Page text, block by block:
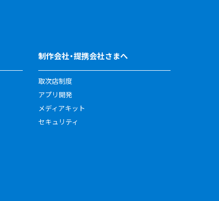
制作会社・提携会社さまへ
取次店制度
アプリ開発
メディアキット
セキュリティ